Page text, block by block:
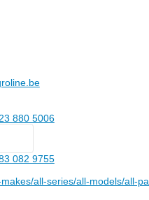
880 5006
082 9755
all-series/all-models/all-